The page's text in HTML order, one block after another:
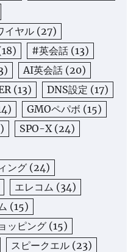
イヤル (27)
#英会話 (13)
AI英会話 (20)
(13) DNS設定 (17)
GMOペパボ (15)
SPO-X(24)
ング (24)
エレコム (34)
(15)
ッピング (15)
スピークエル (23)